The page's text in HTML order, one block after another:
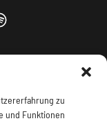
zu
und Funktionen